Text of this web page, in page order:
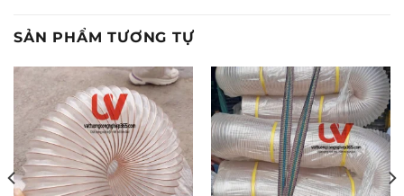
SẢN PHẨM TƯƠNG TỰ